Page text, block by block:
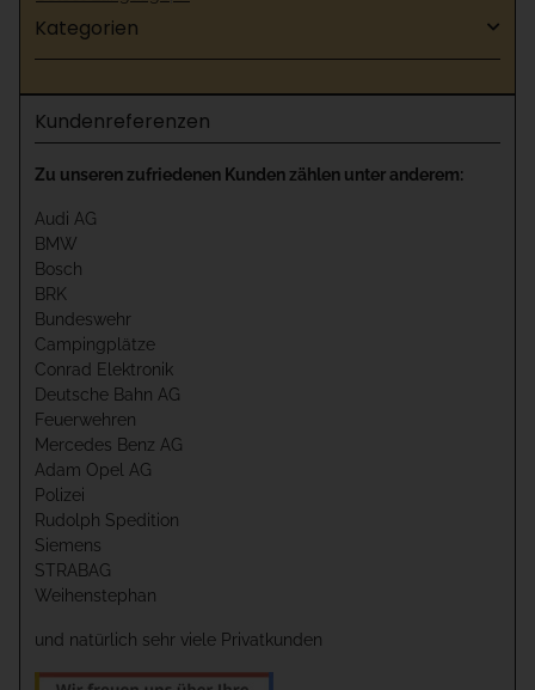
Kategorien
Kundenreferenzen
Zu unseren zufriedenen Kunden zählen unter anderem:
Audi AG
BMW
Bosch
BRK
Bundeswehr
Campingplätze
Conrad Elektronik
Deutsche Bahn AG
Feuerwehren
Mercedes Benz AG
Adam Opel AG
Polizei
Rudolph Spedition
Siemens
STRABAG
Weihenstephan
und natürlich sehr viele Privatkunden